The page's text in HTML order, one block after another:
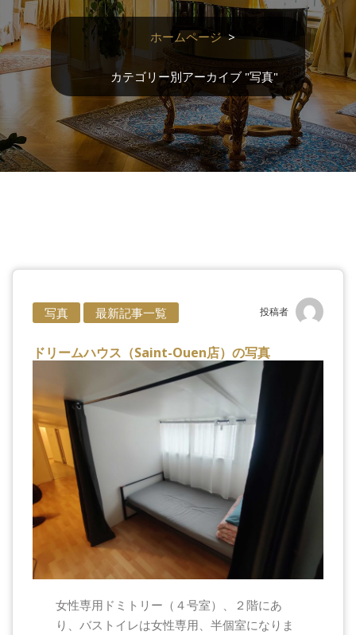
ホームページ>
カテゴリー別アーカイブ "写真"
写真 最新記事一覧 投稿者
ドリームハウス（Saint-Ouen店）の写真
女性専用ドミトリー（４号室）、２階にあ
り、バストイレは女性専用、半個室になりま